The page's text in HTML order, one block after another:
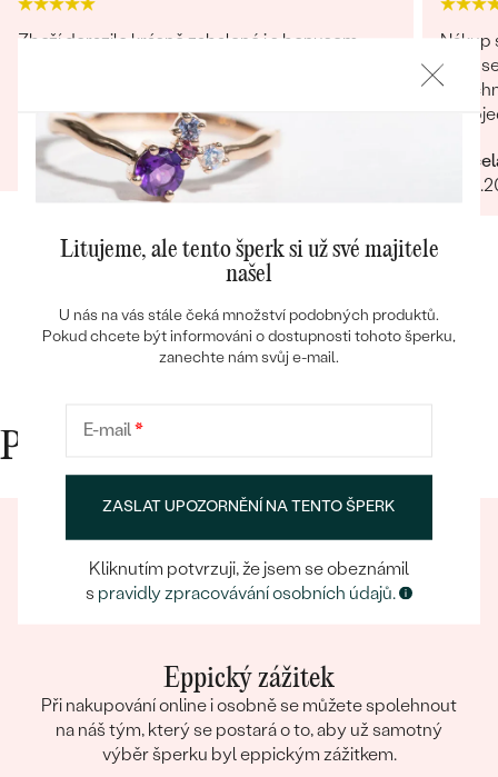
Bestsellery
Zboží dorazilo krásně zabalené i s bonusem,
Radek
26.06.2025
Nákup
jsem
Proč nakupovat v Eppi
Eppický zážitek
Při nakupování online i osobně se můžete spolehnout
na náš tým, který se postará o to, aby už samotný
výběr šperku byl eppickým zážitkem.
Litujeme, ale tento šperk si už své majitele
našel
U nás na vás stále čeká množství podobných produktů.
Pokud chcete být informováni o dostupnosti tohoto šperku,
zanechte nám svůj e-mail.
E-mail*
ZASLAT UPOZORNĚNÍ NA TENTO ŠPERK
Kliknutím potvrzuji, že jsem se obeznámil
s pravidly zpracovávání osobních údajů.